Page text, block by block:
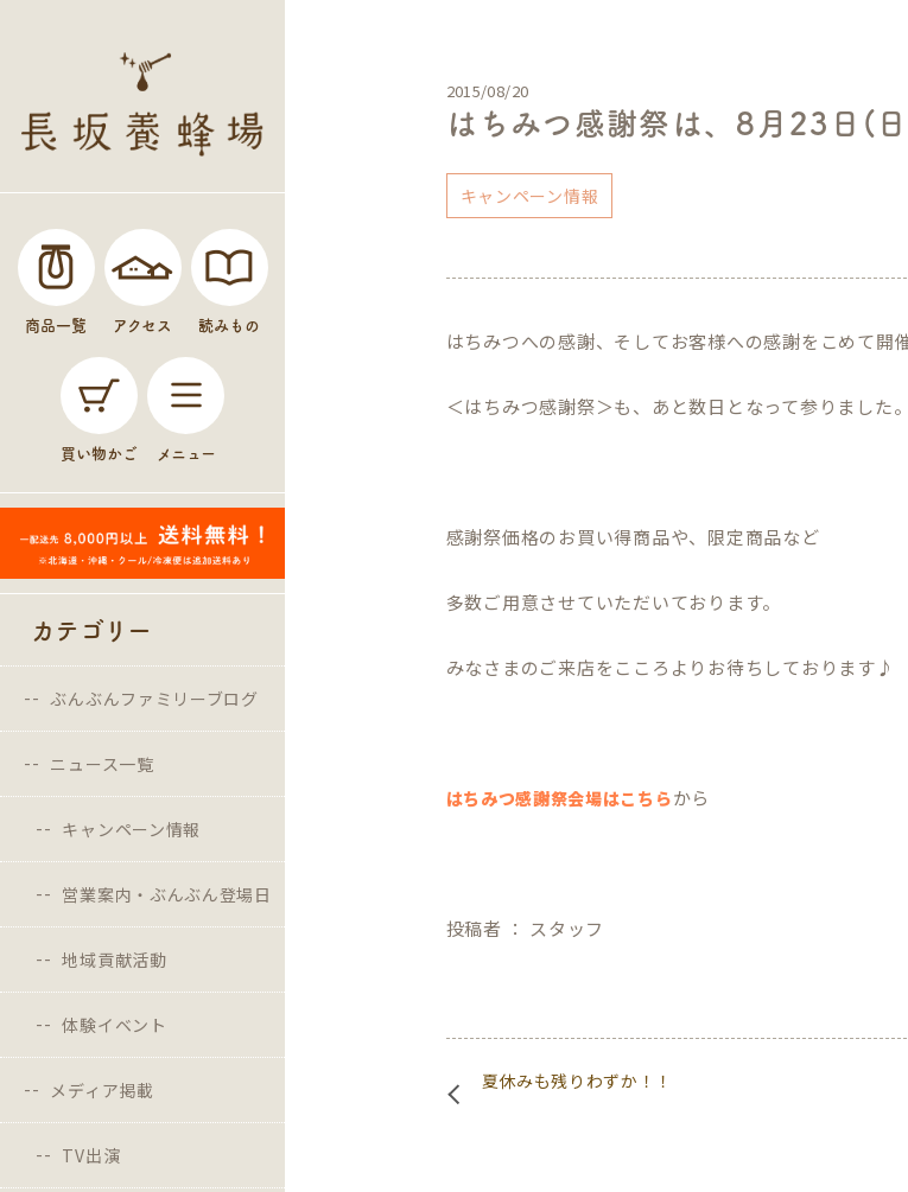
商品一覧 アクセス 読みもの
買い物かご メニュー
カテゴリー
ぶんぶんファミリーブログ
ニュース一覧
キャンペーン情報
営業案内・ぶんぶん登場日
地域貢献活動
体験イベント
メディア掲載
TV出演
2015/08/20
はちみつ感謝祭は、8月23日(日
キャンペーン情報
はちみつへの感謝、そしてお客様への感謝をこめて開
＜はちみつ感謝祭＞も、あと数日となって参りました。
感謝祭価格のお買い得商品や、限定商品など
多数ご用意させていただいております。
みなさまのご来店をこころよりお待ちしております♪
はちみつ感謝祭会場はこちらから
投稿者 ： スタッフ
夏休みも残りわずか！！